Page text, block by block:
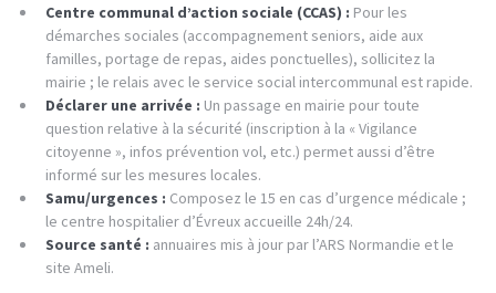
Centre communal d’action sociale (CCAS) : Pour les
démarches sociales (accompagnement seniors, aide aux
familles, portage de repas, aides ponctuelles), sollicitez la
mairie ; le relais avec le service social intercommunal est rapide.
Déclarer une arrivée : Un passage en mairie pour toute
question relative à la sécurité (inscription à la « Vigilance
citoyenne », infos prévention vol, etc.) permet aussi d’être
informé sur les mesures locales.
Samu/urgences : Composez le 15 en cas d’urgence médicale ;
le centre hospitalier d’Évreux accueille 24h/24.
Source santé : annuaires mis à jour par l’ARS Normandie et le
site Ameli.